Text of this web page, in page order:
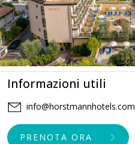
Informazioni utili
info@horstmannhotels.com
PRENOTA ORA